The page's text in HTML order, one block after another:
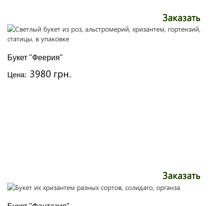
Заказать
Букет "Феерия"
Цена: 3980 грн.
Заказать